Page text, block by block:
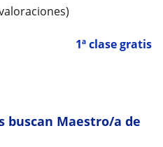
1ª clase gratis
buscan Maestro/a de